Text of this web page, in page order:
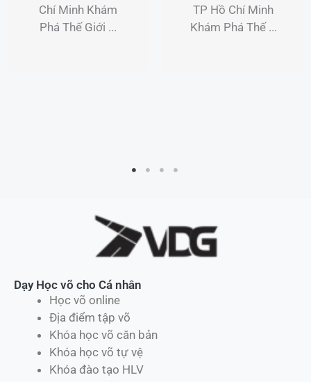
...
Dạy Học võ cho Cá nhân
Học võ online
Địa điểm tập võ
Khóa học võ căn bản
Khóa học võ tự vệ
Khóa đào tạo HLV